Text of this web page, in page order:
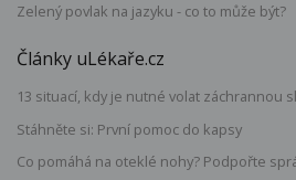
Zelený povlak na jazyku - co to může být?
Články uLékaře.cz
13 situací, kdy je nutné volat záchrannou
Stáhněte si: První pomoc do kapsy
Co pomáhá na oteklé nohy? Podpořte